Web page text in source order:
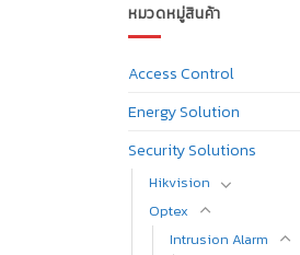
หมวดหมู่สินค้า
Access Control
Energy Solution
Security Solutions
Hikvision
Optex
Intrusion Alarm